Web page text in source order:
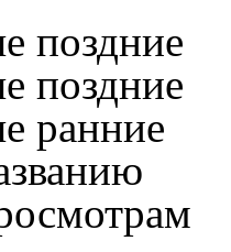
поздние
поздние
ранние